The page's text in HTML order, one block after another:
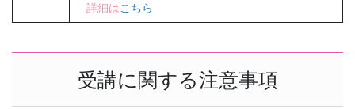
詳細はこちら
受講に関する注意事項